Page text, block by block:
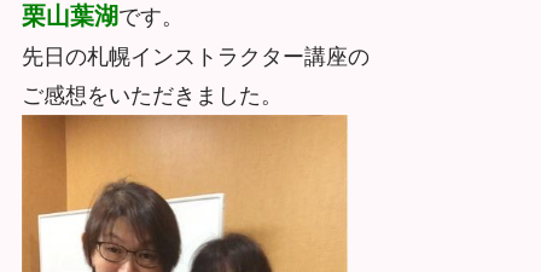
栗山葉湖です。
先日の札幌インストラクター講座の
ご感想をいただきました。